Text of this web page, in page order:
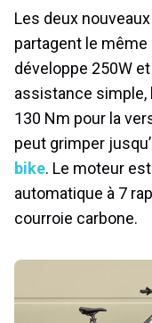
Les deux nouveaux
partagent le même
développe 250W
assistance simple,
130 Nm pour la
peut grimper
bike. Le moteur
automatique à 7
courroie carbone.